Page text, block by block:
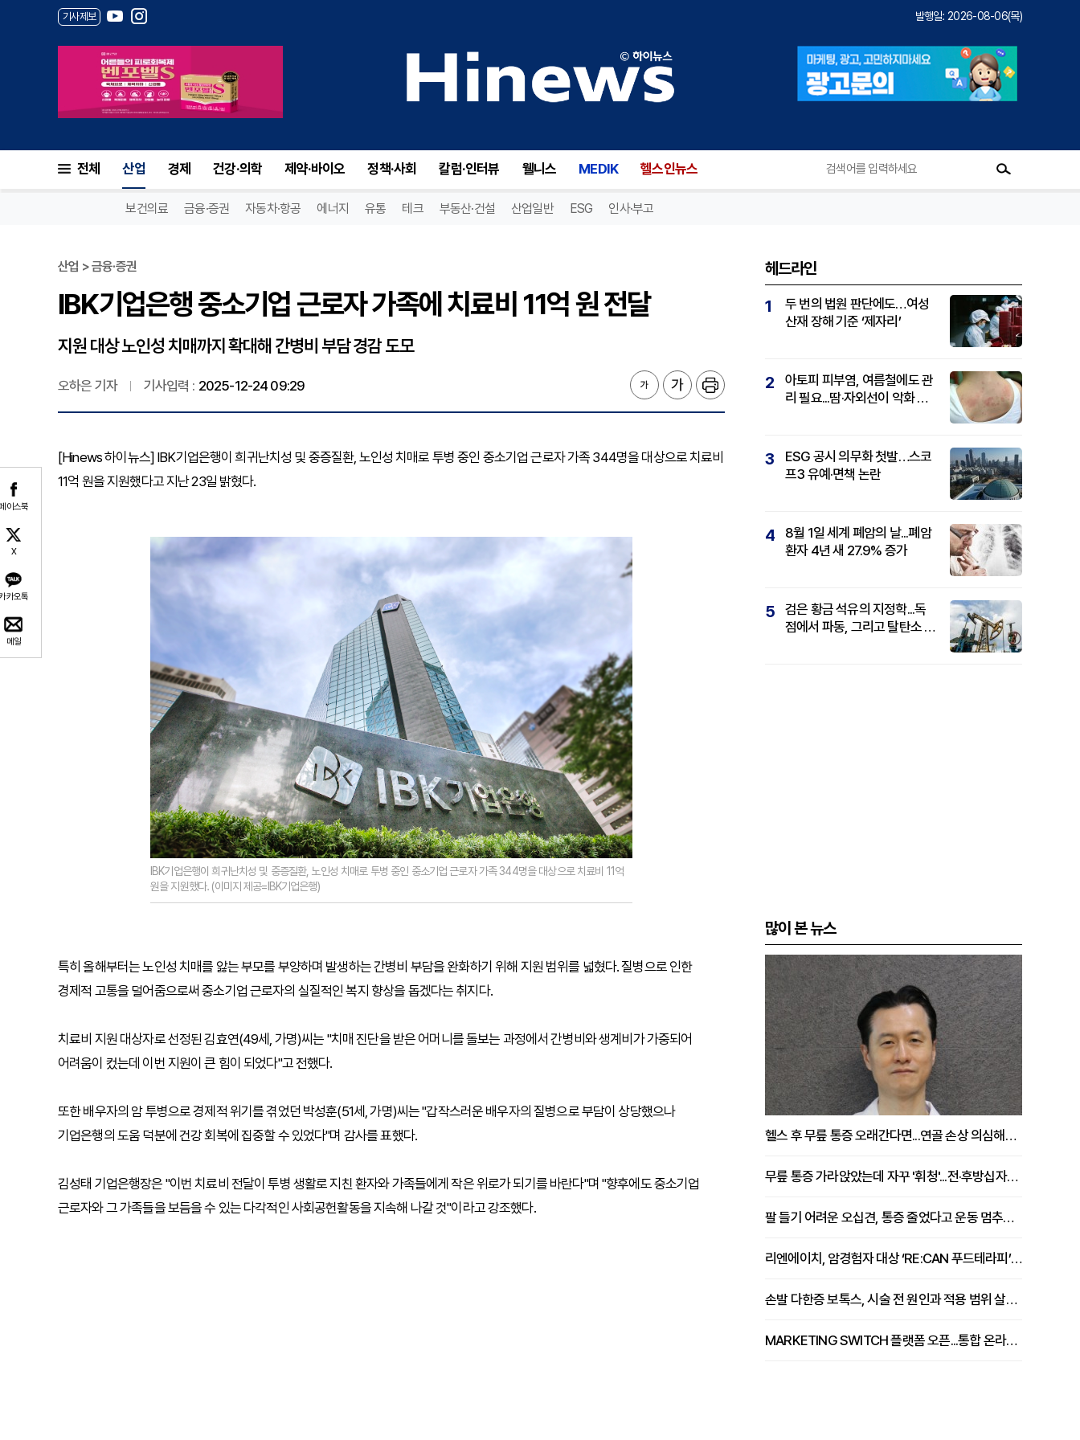
기사제보 발행일: 2026-08-06(목)
전체 산업 경제 건강·의학 제약·바이오 정책·사회 칼럼·인터뷰 웰니스 MEDIK 헬스인뉴스
보건의료 금융·증권 자동차·항공 에너지 유통 테크 부동산·건설 산업일반 ESG 인사·부고
이스북
X
카오톡
메일
산업 > 금융·증권
IBK기업은행 중소기업 근로자 가족에 치료비 11억 원 전달
지원 대상 노인성 치매까지 확대해 간병비 부담 경감 도모
오하은 기자 기사입력 : 2025-12-24 09:29
[Hinews 하이뉴스] IBK기업은행이 희귀난치성 및 중증질환, 노인성 치매로 투병 중인 중소기업 근로자 가족 344명을 대상으로 치료비
11억 원을 지원했다고 지난 23일 밝혔다.
IBK기업은행이 희귀난치성 및 중증질환, 노인성 치매로 투병 중인 중소기업 근로자 가족 344명을 대상으로 치료비 11억
원을 지원했다. (이미지 제공=IBK기업은행)
특히 올해부터는 노인성 치매를 앓는 부모를 부양하며 발생하는 간병비 부담을 완화하기 위해 지원 범위를 넓혔다. 질병으로 인한
경제적 고통을 덜어줌으로써 중소기업 근로자의 실질적인 복지 향상을 돕겠다는 취지다.
치료비 지원 대상자로 선정된 김효연(49세, 가명)씨는 "치매 진단을 받은 어머니를 돌보는 과정에서 간병비와 생계비가 가중되어
어려움이 컸는데 이번 지원이 큰 힘이 되었다"고 전했다.
또한 배우자의 암 투병으로 경제적 위기를 겪었던 박성훈(51세, 가명)씨는 "갑작스러운 배우자의 질병으로 부담이 상당했으나
기업은행의 도움 덕분에 건강 회복에 집중할 수 있었다"며 감사를 표했다.
김성태 기업은행장은 "이번 치료비 전달이 투병 생활로 지친 환자와 가족들에게 작은 위로가 되기를 바란다"며 "향후에도 중소기업
근로자와 그 가족들을 보듬을 수 있는 다각적인 사회공헌활동을 지속해 나갈 것"이라고 강조했다.
헤드라인
1
두 번의 법원 판단에도…여성
산재 장해 기준 ‘제자리’
2
아토피 피부염, 여름철에도 관
리 필요...땀·자외선이 악화 요
3
ESG 공시 의무화 첫발…스코
프3 유예·면책 논란
4
8월 1일 세계 폐암의 날...폐암
환자 4년 새 27.9% 증가
5
검은 황금 석유의 지정학...독
점에서 파동, 그리고 탈탄소 패
많이 본 뉴스
헬스 후 무릎 통증 오래간다면...연골 손상 의심해야 [김상범 원장 칼럼]
무릎 통증 가라앉았는데 자꾸 '휘청'...전·후방십자인대 파열 확인해야 [곽우경 원장 칼럼]
팔 들기 어려운 오십견, 통증 줄었다고 운동 멈추면 안 되는 이유 [이병욱 원장 칼럼]
리엔에이치, 암경험자 대상 ‘RE:CAN 푸드테라피’ 운영
손발 다한증 보톡스, 시술 전 원인과 적용 범위 살펴야 [강윤일 원장 칼럼]
MARKETING SWITCH 플랫폼 오픈...통합 온라인 마케팅 서비스 확대